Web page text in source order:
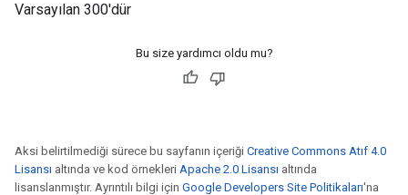
Varsayılan 300'dür
Bu size yardımcı oldu mu?
Aksi belirtilmediği sürece bu sayfanın içeriği Creative Commons Atıf 4.0
Lisansı altında ve kod örnekleri Apache 2.0 Lisansı altında
lisanslanmıştır. Ayrıntılı bilgi için Google Developers Site Politikaları'na